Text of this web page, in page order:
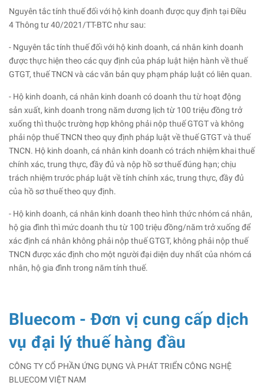
Nguyên tắc tính thuế đối với hộ kinh doanh được quy định tại Điều
4 Thông tư 40/2021/TT-BTC như sau:
- Nguyên tắc tính thuế đối với hộ kinh doanh, cá nhân kinh doanh
được thực hiện theo các quy định của pháp luật hiện hành về thuế
GTGT, thuế TNCN và các văn bản quy phạm pháp luật có liên quan.
- Hộ kinh doanh, cá nhân kinh doanh có doanh thu từ hoạt động
sản xuất, kinh doanh trong năm dương lịch từ 100 triệu đồng trở
xuống thì thuộc trường hợp không phải nộp thuế GTGT và không
phải nộp thuế TNCN theo quy định pháp luật về thuế GTGT và thuế
TNCN. Hộ kinh doanh, cá nhân kinh doanh có trách nhiệm khai thuế
chính xác, trung thực, đầy đủ và nộp hồ sơ thuế đúng hạn; chịu
trách nhiệm trước pháp luật về tính chính xác, trung thực, đầy đủ
của hồ sơ thuế theo quy định.
- Hộ kinh doanh, cá nhân kinh doanh theo hình thức nhóm cá nhân,
hộ gia đình thì mức doanh thu từ 100 triệu đồng/năm trở xuống để
xác định cá nhân không phải nộp thuế GTGT, không phải nộp thuế
TNCN được xác định cho một người đại diện duy nhất của nhóm cá
nhân, hộ gia đình trong năm tính thuế.
Bluecom - Đơn vị cung cấp dịch
vụ đại lý thuế hàng đầu
CÔNG TY CỔ PHẦN ỨNG DỤNG VÀ PHÁT TRIỂN CÔNG NGHỆ
BLUECOM VIỆT NAM